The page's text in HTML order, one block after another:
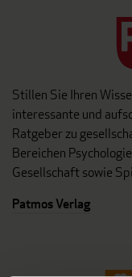
Stillen Sie Ihren
interessante und
Ratgeber zu
Bereichen
Gesellschaft sowie
Patmos Verlag